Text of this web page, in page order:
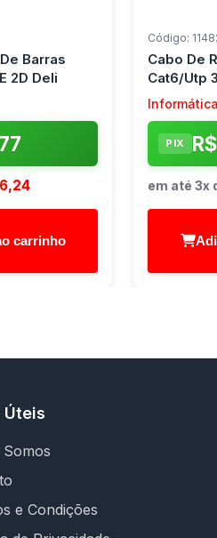
Barras
2D Deli
carrinho
Código:
Cabo De
Cat6/Utp
Informática
PIX
em até 3x
Úteis
e Condições